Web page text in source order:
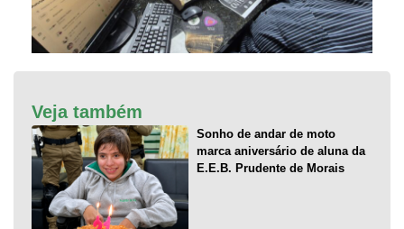
Veja também
Sonho de andar de moto
marca aniversário de aluna da
E.E.B. Prudente de Morais